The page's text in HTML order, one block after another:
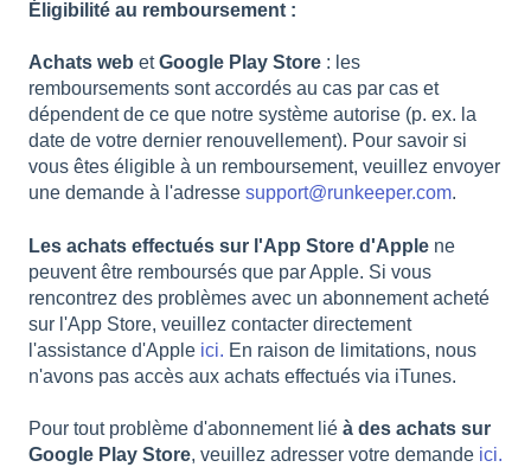
Éligibilité au remboursement :
Achats web etGoogle Play Store : les
remboursements sont accordés au cas par cas et
dépendent de ce que notre système autorise (p. ex. la
date de votre dernier renouvellement). Pour savoir si
vous êtes éligible à un remboursement, veuillez envoyer
une demande à l'adresse support@runkeeper.com.
Les achats effectués sur l'App Store d'Apple ne
peuvent être remboursés que par Apple. Si vous
rencontrez des problèmes avec un abonnement acheté
sur l'App Store, veuillez contacter directement
l'assistance d'Apple ici. En raison de limitations, nous
n'avons pas accès aux achats effectués via iTunes.
Pour tout problème d'abonnement lié à des achats sur
Google Play Store, veuillez adresser votre demande ici.